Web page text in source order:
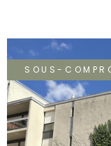
SOUS-